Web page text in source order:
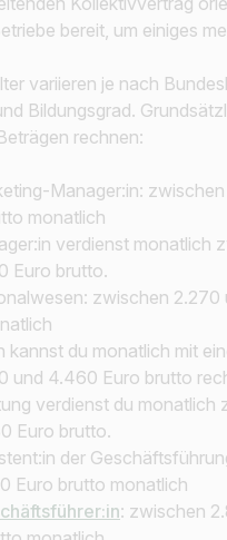
bereit, um einiges
variieren je nach
Bildungsgrad.
rechnen:
Manager:in:
monatlich
verdienst monatlich
Euro brutto.
zwischen
kannst du monatlich mit
und 4.460 Euro brutto
verdienst du monatlich
Euro brutto.
der
Euro brutto monatlich
: zwischen